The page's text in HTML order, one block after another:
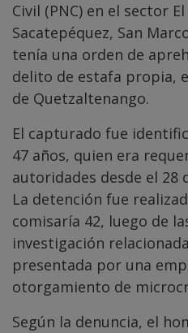
Civil (PNC) en el sector
Sacatepéquez, San
tenía una orden de
delito de estafa propia,
de Quetzaltenango.
El capturado fue
47 años, quien era
autoridades desde el 28
La detención fue
comisaría 42, luego de
investigación
presentada por una
otorgamiento de
Según la denuncia, el